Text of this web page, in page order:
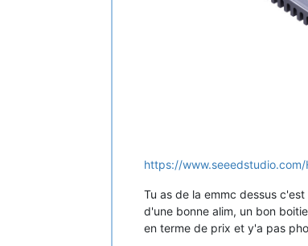
https://
Tu as de la emmc dessus
d'une bonne alim, un bon
en terme de prix et y'a pas